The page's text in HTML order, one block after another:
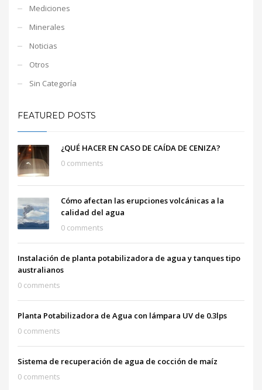
Mediciones
Minerales
Noticias
Otros
Sin Categoría
FEATURED POSTS
¿QUÉ HACER EN CASO DE CAÍDA DE CENIZA?
0 comments
Cómo afectan las erupciones volcánicas a la
calidad del agua
0 comments
Instalación de planta potabilizadora de agua y tanques tipo
australianos
0 comments
Planta Potabilizadora de Agua con lámpara UV de 0.3lps
0 comments
Sistema de recuperación de agua de cocción de maíz
0 comments